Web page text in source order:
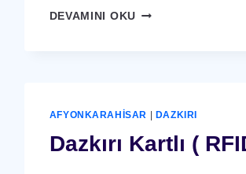
DEVAMINI OKUDAZKIRI
SISTEMI
AFYONKARAHISAR DAZKIRI
Dazkırı Kartlı (